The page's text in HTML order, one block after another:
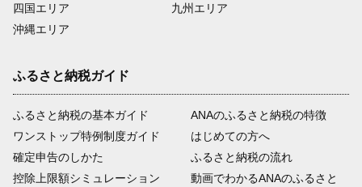
四国エリア
沖縄エリア
九州エリア
ふるさと納税ガイド
ふるさと納税の基本ガイド
ワンストップ特例制度ガイド
確定申告のしかた
控除上限額シミュレーション
ANAのふるさと納税の特徴
はじめての方へ
ふるさと納税の流れ
動画でわかるANAのふるさと